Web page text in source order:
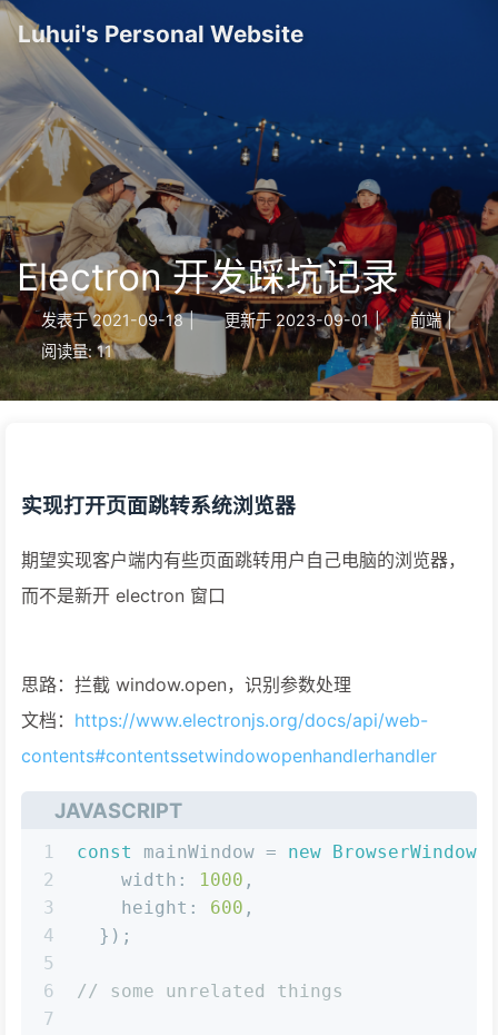
Luhui's Personal Website
Electron 开发踩坑记录
发表于 2021-09-18 | 更新于 2023-09-01 | 前端 |
阅读量: 11
实现打开页面跳转系统浏览器
期望实现客户端内有些页面跳转用户自己电脑的浏览器，
而不是新开 electron 窗口
思路：拦截 window.open，识别参数处理
文档： https://www.electronjs.org/docs/api/web-
contents#contentssetwindowopenhandlerhandler
JAVASCRIPT
1
2
3
4
5
6
7
const mainWindow = new BrowserWindow
width : 1000 ,
height : 600 ,
  });
// some unrelated things